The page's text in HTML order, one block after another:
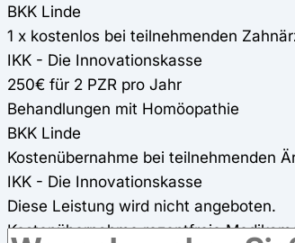
BKK Linde
1 x kostenlos bei teilnehmenden
IKK - Die Innovationskasse
250€ für 2 PZR pro Jahr
Behandlungen mit Homöopathie
BKK Linde
Kostenübernahme bei teilnehmenden
IKK - Die Innovationskasse
Diese Leistung wird nicht angeboten.
Kostenübernahme rezeptfreie